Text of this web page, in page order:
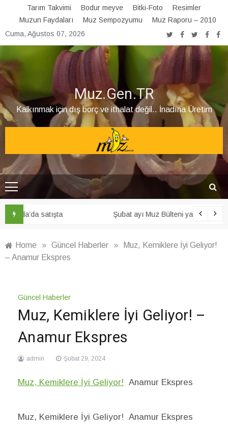
content
Tarım Takvimi Bodur meyve Bitki-Foto
Resimler
Muzun Faydaları
Muz Sempozyumu
Muz Raporu – 2010
Cuma, Ağustos 07, 2026
Muz.Gen.TR
Kalkınmak için dış borç ve ithalat değil.. İnadına Üretim
Şubat ayı Muz Bülteni yayınlandı
Home » Güncel Haberler »
Muz, Kemiklere İyi Geliyor!
– Anamur Ekspres
Güncel Haberler
Muz, Kemiklere İyi Geliyor! –
Anamur Ekspres
admin Şubat 29, 2024
Muz, Kemiklere İyi Geliyor! Anamur Ekspres
Muz, Kemiklere İyi Geliyor! Anamur Ekspres